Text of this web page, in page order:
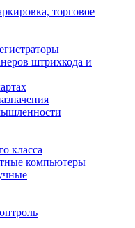
торговое
штрихкода и
класса
компьютеры